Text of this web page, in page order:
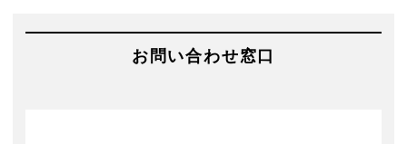
お問い合わせ窓口